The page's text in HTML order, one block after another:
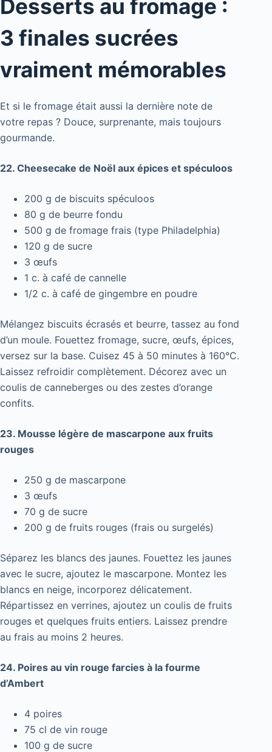
Desserts au fromage :
3 finales sucrées
vraiment mémorables
Et si le fromage était aussi la dernière note de
votre repas ? Douce, surprenante, mais toujours
gourmande.
22. Cheesecake de Noël aux épices et spéculoos
200 g de biscuits spéculoos
80 g de beurre fondu
500 g de fromage frais (type Philadelphia)
120 g de sucre
3 œufs
1 c. à café de cannelle
1/2 c. à café de gingembre en poudre
Mélangez biscuits écrasés et beurre, tassez au fond
d’un moule. Fouettez fromage, sucre, œufs, épices,
versez sur la base. Cuisez 45 à 50 minutes à 160°C.
Laissez refroidir complètement. Décorez avec un
coulis de canneberges ou des zestes d’orange
confits.
23. Mousse légère de mascarpone aux fruits
rouges
250 g de mascarpone
3 œufs
70 g de sucre
200 g de fruits rouges (frais ou surgelés)
Séparez les blancs des jaunes. Fouettez les jaunes
avec le sucre, ajoutez le mascarpone. Montez les
blancs en neige, incorporez délicatement.
Répartissez en verrines, ajoutez un coulis de fruits
rouges et quelques fruits entiers. Laissez prendre
au frais au moins 2 heures.
24. Poires au vin rouge farcies à la fourme
d’Ambert
4 poires
75 cl de vin rouge
100 g de sucre